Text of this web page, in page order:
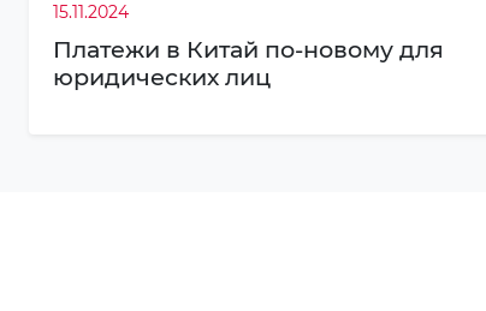
15.11.2024
Платежи в Китай по-новому для
юридических лиц